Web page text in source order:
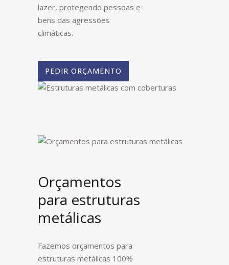
lazer, protegendo pessoas e
bens das agressões
climáticas.
PEDIR ORÇAMENTO
Orçamentos
para estruturas
metálicas
Fazemos orçamentos para
estruturas metálicas 100%